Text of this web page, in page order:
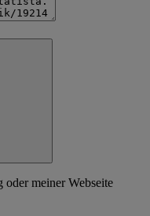
meiner Webseite